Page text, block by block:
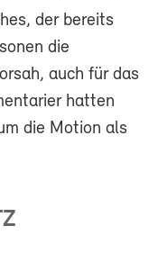
der bereits
die
auch für das
hatten
die Motion als